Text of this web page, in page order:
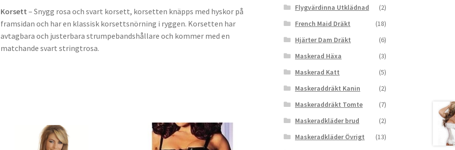
Korsett – Snygg rosa och svart korsett, korsetten knäpps med hyskor på
framsidan och har en klassisk korsettsnörning i ryggen. Korsetten har
avtagbara och justerbara strumpebandshållare och kommer med en
matchande svart stringtrosa.
Flygvärdinna Utklädnad
(2)
French Maid Dräkt
(18)
Hjärter Dam Dräkt
(6)
Maskerad Häxa
(3)
Maskerad Katt
(5)
Maskeraddräkt Kanin
(2)
Maskeraddräkt Tomte
(7)
Maskeradkläder brud
(2)
Maskeradkläder Övrigt
(13)